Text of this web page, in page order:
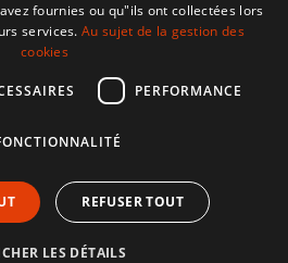
fournies ou qu"ils ont collectées lors
services.Au sujet de la gestion des
cookies
PERFORMANCE
REFUSER TOUT
LES DÉTAILS